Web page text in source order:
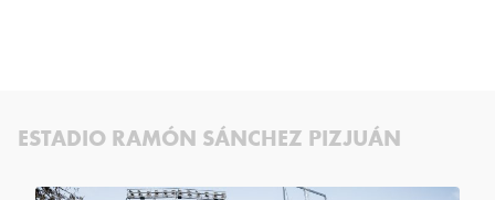
ESTADIO RAMÓN SÁNCHEZ PIZJUÁN